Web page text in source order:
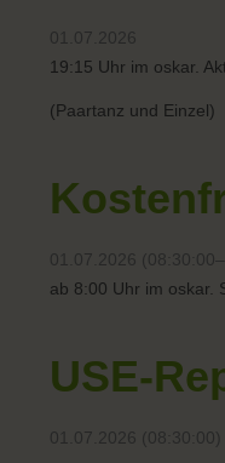
01.07.2026
19:15 Uhr im oskar.
(Paartanz und Einzel)
01.07.2026
ab 8:00 Uhr im oskar.
USE-
01.07.2026 (08:30:00)